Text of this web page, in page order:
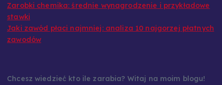
Zarobki chemika: średnie wynagrodzenie i przykładowe
stawki
Jaki zawód płaci najmniej: analiza 10 najgorzej płatnych
zawodów
Chcesz wiedzieć kto ile zarabia? Witaj na moim blogu!